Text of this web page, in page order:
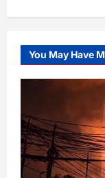
You May Have